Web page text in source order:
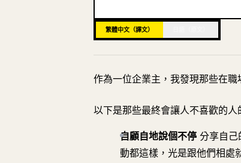
繁體中文（譯文）
作為一位企業主，我發現那些在
以下是那些最終會讓人不喜歡的
自顧自地說個不停 分享自己
動都這樣，光是跟他們相處